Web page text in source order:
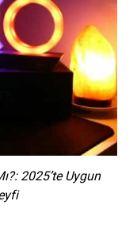
2025’te Uygun